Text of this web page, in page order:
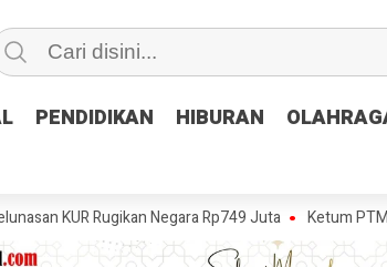
PENDIDIKAN HIBURAN
PENDIDIKAN HIBURAN
Negara Rp749 Juta Ketum PTMSI Jateng